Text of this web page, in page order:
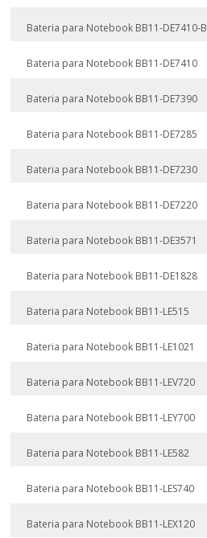
Bateria para Notebook BB11-DE7410-B
Bateria para Notebook BB11-DE7410
Bateria para Notebook BB11-DE7390
Bateria para Notebook BB11-DE7285
Bateria para Notebook BB11-DE7230
Bateria para Notebook BB11-DE7220
Bateria para Notebook BB11-DE3571
Bateria para Notebook BB11-DE1828
Bateria para Notebook BB11-LE515
Bateria para Notebook BB11-LE1021
Bateria para Notebook BB11-LEV720
Bateria para Notebook BB11-LEY700
Bateria para Notebook BB11-LE582
Bateria para Notebook BB11-LES740
Bateria para Notebook BB11-LEX120